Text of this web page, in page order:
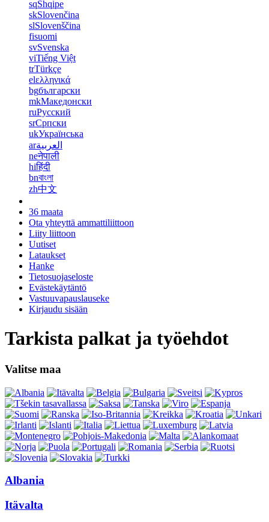
sqShqipe
skSlovenčina
slSlovenščina
fisuomi
svSvenska
viTiếng Việt
trTürkçe
elελληνικά
bgбългарски
mkМакедонски
ruРусский
srСрпски
ukУкраїнська
arالعربية
neनेपाली
hiहिंदी
bnবাংলা
zh中文
36 maata
Ota yhteyttä ammattiliittoon
Liity liittoon
Uutiset
Lataukset
Hanke
Tietosuojaseloste
Evästekäytäntö
Vastuuvapauslauseke
Kirjaudu sisään
Tarkista palkat ja työehdot
Valitse maa
Albania
Itävalta